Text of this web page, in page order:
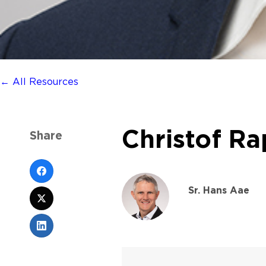
← All Resources
Christof
Sr. Hans Aae
Share